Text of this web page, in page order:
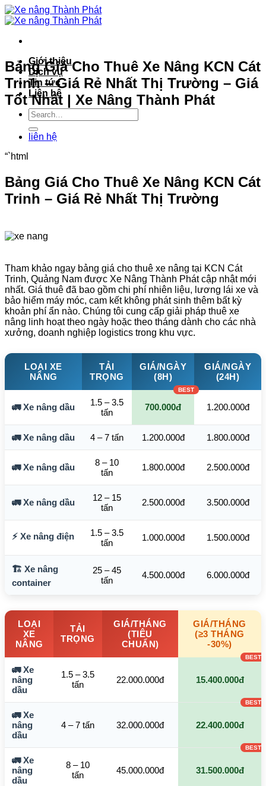
Bỏ
qua
dung
Giới thiệu
Dịch vụ
Tin tức
Liên hệ
liên hệ
Bảng Giá Cho Thuê Xe Nâng KCN Cát
Trinh – Giá Rẻ Nhất Thị Trường – Giá
Tốt Nhất | Xe Nâng Thành Phát
“`html
Bảng Giá Cho Thuê Xe Nâng KCN Cát
Trinh – Giá Rẻ Nhất Thị Trường
Tham khảo ngay bảng giá cho thuê xe nâng tại KCN Cát
Trinh, Quảng Nam được Xe Nâng Thành Phát cập nhật mới
nhất. Giá thuê đã bao gồm chi phí nhiên liệu, lương lái xe và
bảo hiểm máy móc, cam kết không phát sinh thêm bất kỳ
khoản phí ẩn nào. Chúng tôi cung cấp giải pháp thuê xe
nâng linh hoạt theo ngày hoặc theo tháng dành cho các nhà
xưởng, doanh nghiệp logistics trong khu vực.
LOẠI XE
NÂNG
TẢI
TRỌNG
GIÁ/NGÀY
(8H)
GIÁ/NGÀY
(24H)
🚛 Xe nâng dầu
1.5 – 3.5
tấn
700.000đ 1.200.000đ
🚛 Xe nâng dầu 4 – 7 tấn 1.200.000đ 1.800.000đ
🚛 Xe nâng dầu
8 – 10
tấn
1.800.000đ 2.500.000đ
🚛 Xe nâng dầu
12 – 15
tấn
2.500.000đ 3.500.000đ
⚡ Xe nâng điện
1.5 – 3.5
tấn
1.000.000đ 1.500.000đ
🏗️ Xe nâng
container
25 – 45
tấn
4.500.000đ 6.000.000đ
LOẠI
XE
NÂNG
TẢI
TRỌNG
GIÁ/THÁNG
(TIÊU
CHUẨN)
GIÁ/THÁNG
(≥3 THÁNG
-30%)
🚛 Xe
nâng
dầu
1.5 – 3.5
tấn
22.000.000đ 15.400.000đ
🚛 Xe
nâng
dầu
4 – 7 tấn 32.000.000đ 22.400.000đ
🚛 Xe
nâng
dầu
8 – 10
tấn
45.000.000đ 31.500.000đ